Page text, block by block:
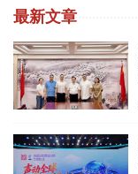
最新文章